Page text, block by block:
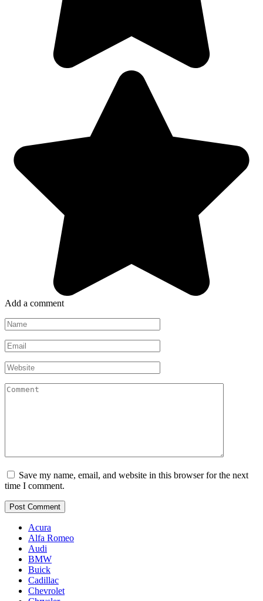
Add a comment
Name
*
Email
*
Website
Comment
Save my name, email, and website in this browser for the next
time I comment.
Acura
Alfa Romeo
Audi
BMW
Buick
Cadillac
Chevrolet